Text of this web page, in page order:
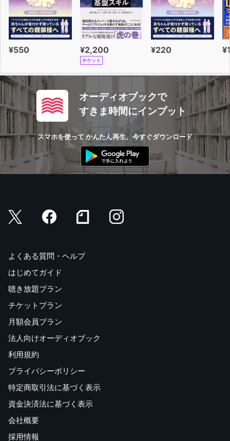
¥550 ¥2,200
チケット
¥220
オーディオブックで
すきま時間にインプット
スマホを使って かんたん再生、今すぐダウンロード
よくある質問・ヘルプ
はじめてガイド
聴き放題プラン
チケットプラン
月額会員プラン
法人向けオーディオブック
利用規約
プライバシーポリシー
特定商取引法に基づく表示
資金決済法に基づく表示
会社概要
採用情報